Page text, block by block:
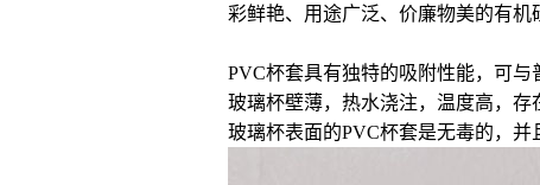
彩鲜艳、用途广泛、价廉物美的有机
PVC杯套具有独特的吸附性能，可与
玻璃杯壁薄，热水浇注，温度高，存
玻璃杯表面的PVC杯套是无毒的，并